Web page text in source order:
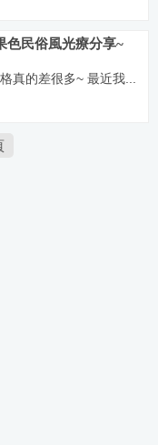
色民俗風光療分享~
真的差很多~ 最近我...